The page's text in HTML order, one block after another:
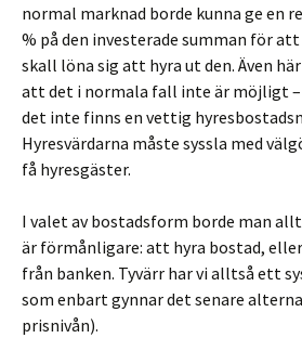
normal marknad borde kunna ge en
% på den investerade summan för
skall löna sig att hyra ut den. Även
att det i normala fall inte är möjligt
det inte finns en vettig
Hyresvärdarna måste syssla med
få hyresgäster.
I valet av bostadsform borde man
är förmånligare: att hyra bostad,
från banken. Tyvärr har vi alltså ett
som enbart gynnar det senare
prisnivån).